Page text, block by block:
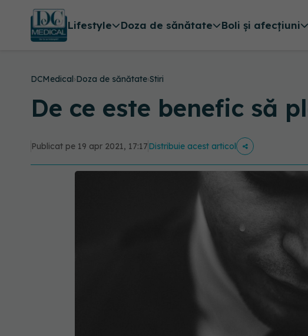
Lifestyle Doza de sănătate Boli și afecțiuni
DCMedical›Doza de sănătate›Stiri
De ce este benefic să
Publicat pe 19 apr 2021, 17:17Distribuie acest articol